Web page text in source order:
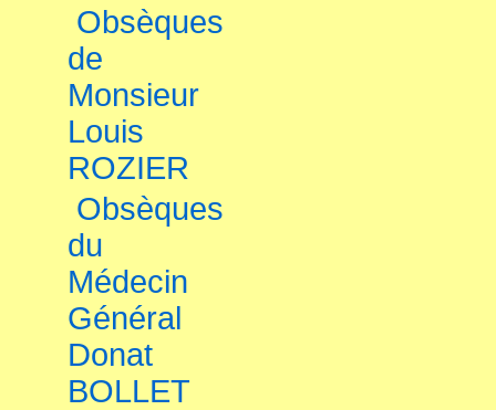
Obsèques
de
Monsieur
Louis
ROZIER
Obsèques
du
Médecin
Général
Donat
BOLLET